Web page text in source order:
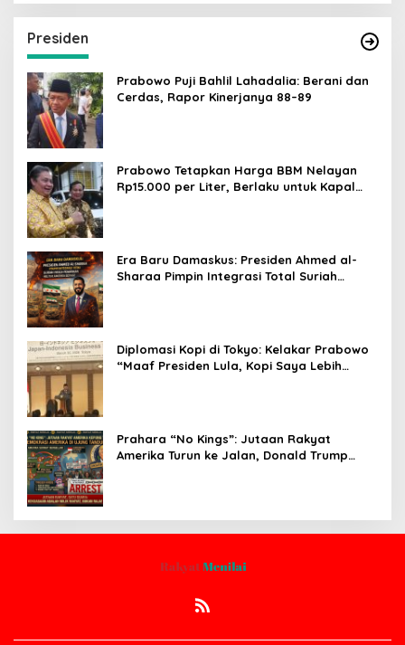
Presiden
Prabowo Puji Bahlil Lahadalia: Berani dan
Cerdas, Rapor Kinerjanya 88–89
Prabowo Tetapkan Harga BBM Nelayan
Rp15.000 per Liter, Berlaku untuk Kapal
Era Baru Damaskus: Presiden Ahmed al-
Sharaa Pimpin Integrasi Total Suriah
Diplomasi Kopi di Tokyo: Kelakar Prabowo
“Maaf Presiden Lula, Kopi Saya Lebih
Prahara “No Kings”: Jutaan Rakyat
Amerika Turun ke Jalan, Donald Trump